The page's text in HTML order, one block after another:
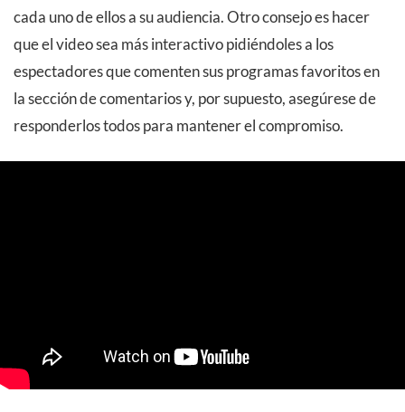
cada uno de ellos a su audiencia. Otro consejo es hacer
que el video sea más interactivo pidiéndoles a los
espectadores que comenten sus programas favoritos en
la sección de comentarios y, por supuesto, asegúrese de
responderlos todos para mantener el compromiso.